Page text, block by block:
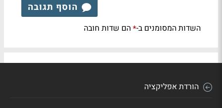
הוסף תגובה
השדות המסומנים ב-*הם שדות חובה
הורדת אפליקציה